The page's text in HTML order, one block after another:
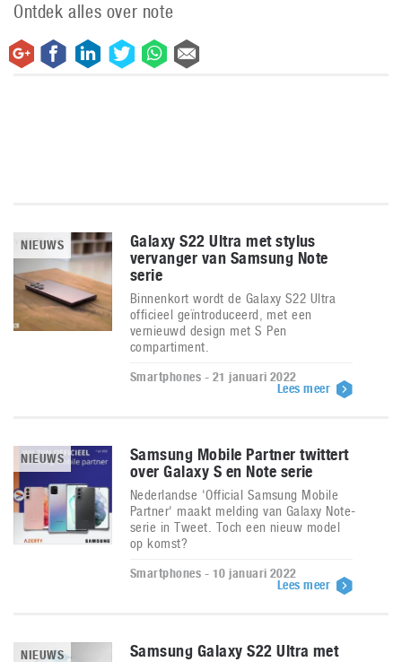
Ontdek alles over note
NIEUWS
Galaxy S22 Ultra met stylus
vervanger van Samsung Note
serie
Binnenkort wordt de Galaxy S22 Ultra
officieel geïntroduceerd, met een
vernieuwd design met S Pen
compartiment.
Smartphones - 21 januari 2022
Lees meer
NIEUWS
Samsung Mobile Partner twittert
over Galaxy S en Note serie
Nederlandse 'Official Samsung Mobile
Partner' maakt melding van Galaxy Note-
serie in Tweet. Toch een nieuw model
op komst?
Smartphones - 10 januari 2022
Lees meer
NIEUWS
Samsung Galaxy S22 Ultra met